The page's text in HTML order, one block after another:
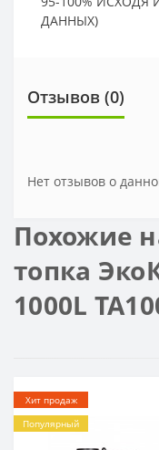
ДАННЫХ)
Отзывов (0)
Нет отзывов о
Похожие
топка
1000L
Хит продаж
Популярный